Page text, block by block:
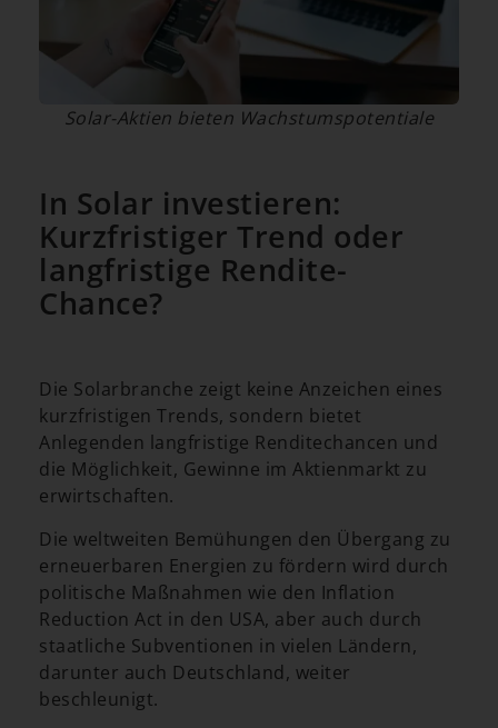
Solar-Aktien bieten Wachstumspotentiale
In Solar investieren:
Kurzfristiger Trend oder
langfristige Rendite-
Chance?
Die Solarbranche zeigt keine Anzeichen eines
kurzfristigen Trends, sondern bietet
Anlegenden langfristige Renditechancen und
die Möglichkeit, Gewinne im Aktienmarkt zu
erwirtschaften.
Die weltweiten Bemühungen den Übergang zu
erneuerbaren Energien zu fördern wird durch
politische Maßnahmen wie den Inflation
Reduction Act in den USA, aber auch durch
staatliche Subventionen in vielen Ländern,
darunter auch Deutschland, weiter
beschleunigt.